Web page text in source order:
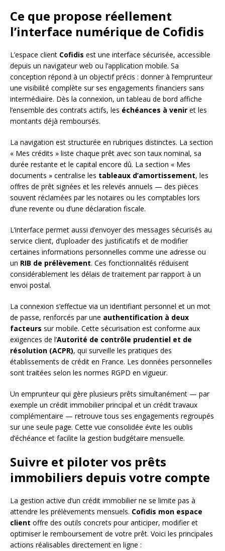
Ce que propose réellement
l’interface numérique de Cofidis
L’espace client Cofidis est une interface sécurisée, accessible
depuis un navigateur web ou l’application mobile. Sa
conception répond à un objectif précis : donner à l’emprunteur
une visibilité complète sur ses engagements financiers sans
intermédiaire. Dès la connexion, un tableau de bord affiche
l’ensemble des contrats actifs, les échéances à venir et les
montants déjà remboursés.
La navigation est structurée en rubriques distinctes. La section
« Mes crédits » liste chaque prêt avec son taux nominal, sa
durée restante et le capital encore dû. La section « Mes
documents » centralise les tableaux d’amortissement, les
offres de prêt signées et les relevés annuels — des pièces
souvent réclamées par les notaires ou les comptables lors
d’une revente ou d’une déclaration fiscale.
L’interface permet aussi d’envoyer des messages sécurisés au
service client, d’uploader des justificatifs et de modifier
certaines informations personnelles comme une adresse ou
un RIB de prélèvement. Ces fonctionnalités réduisent
considérablement les délais de traitement par rapport à un
envoi postal.
La connexion s’effectue via un identifiant personnel et un mot
de passe, renforcés par une authentification à deux
facteurs sur mobile. Cette sécurisation est conforme aux
exigences de l’Autorité de contrôle prudentiel et de
résolution (ACPR), qui surveille les pratiques des
établissements de crédit en France. Les données personnelles
sont traitées selon les normes RGPD en vigueur.
Un emprunteur qui gère plusieurs prêts simultanément — par
exemple un crédit immobilier principal et un crédit travaux
complémentaire — retrouve tous ses engagements regroupés
sur une seule page. Cette vue consolidée évite les oublis
d’échéance et facilite la gestion budgétaire mensuelle.
Suivre et piloter vos prêts
immobiliers depuis votre compte
La gestion active d’un crédit immobilier ne se limite pas à
attendre les prélèvements mensuels. Cofidis mon espace
client offre des outils concrets pour anticiper, modifier et
optimiser le remboursement de votre prêt. Voici les principales
actions réalisables directement en ligne :